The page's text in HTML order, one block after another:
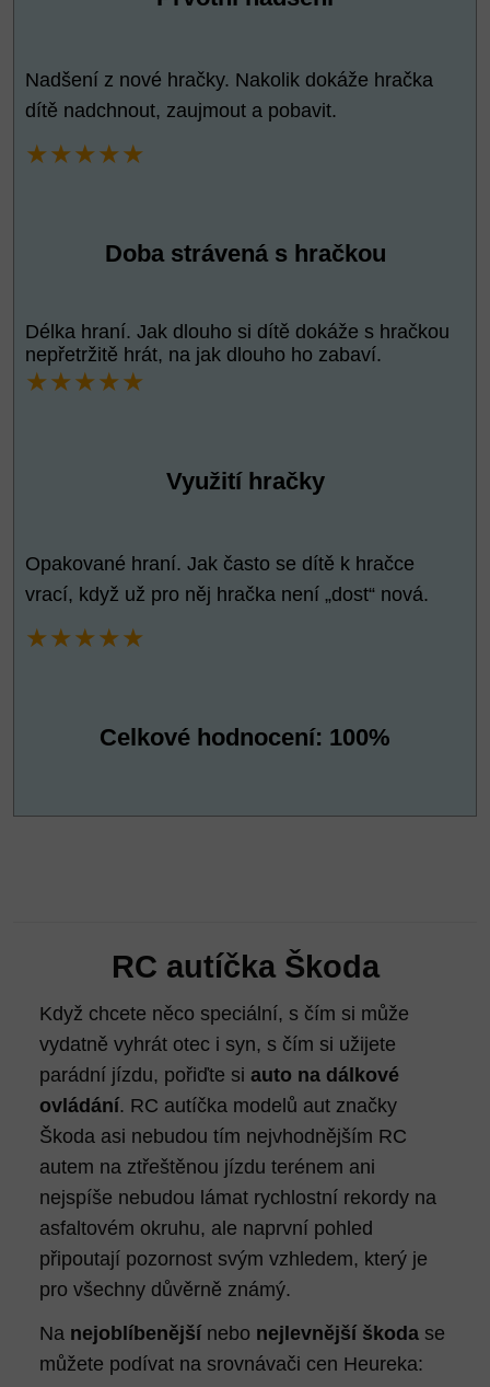
Nadšení z nové hračky. Nakolik dokáže hračka
dítě nadchnout, zaujmout a pobavit.
★★★★★
Doba strávená s hračkou
Délka hraní. Jak dlouho si dítě dokáže s hračkou
nepřetržitě hrát, na jak dlouho ho zabaví.
★★★★★
Využití hračky
Opakované hraní. Jak často se dítě k hračce
vrací, když už pro něj hračka není „dost“ nová.
★★★★★
Celkové hodnocení: 100%
RC autíčka Škoda
Když chcete něco speciální, s čím si může
vydatně vyhrát otec i syn, s čím si užijete
parádní jízdu, pořiďte si auto na dálkové
ovládání. RC autíčka modelů aut značky
Škoda asi nebudou tím nejvhodnějším RC
autem na ztřeštěnou jízdu terénem ani
nejspíše nebudou lámat rychlostní rekordy na
asfaltovém okruhu, ale naprvní pohled
připoutají pozornost svým vzhledem, který je
pro všechny důvěrně známý.
Na nejoblíbenějšínebo nejlevnější škoda se
můžete podívat na srovnávači cen Heureka: